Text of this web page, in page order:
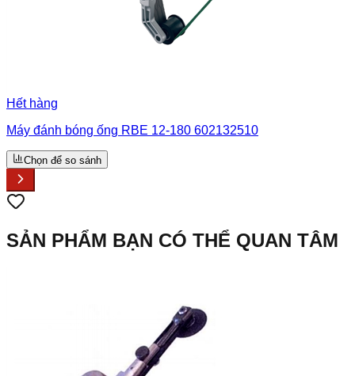
Hết hàng
Máy đánh bóng ống RBE 12-180 602132510
Chọn để so sánh
SẢN PHẨM BẠN CÓ THỂ QUAN TÂM